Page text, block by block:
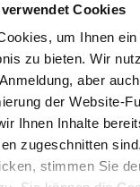
Cookies
um Ihnen ein
zu bieten. Wir
aber
der Website-
Ihnen Inhalte
zugeschnitten
stimmen Sie
präzise und
Das
in kürzeren